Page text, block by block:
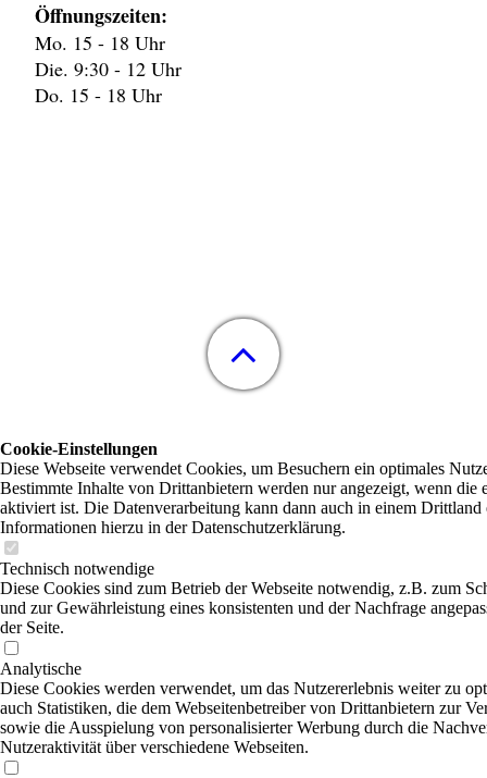
Öffnungszeiten:
Mo. 15 - 18 Uhr
Die. 9:30 - 12 Uhr
Do. 15 - 18 Uhr
Cookie-Einstellungen
Diese Webseite verwendet Cookies, um Besuchern ein optimales
Bestimmte Inhalte von Drittanbietern werden nur angezeigt, wenn die
aktiviert ist. Die Datenverarbeitung kann dann auch in einem Drittland
Informationen hierzu in der Datenschutzerklärung.
Technisch notwendige
Diese Cookies sind zum Betrieb der Webseite notwendig, z.B. zum
und zur Gewährleistung eines konsistenten und der Nachfrage
der Seite.
Analytische
Diese Cookies werden verwendet, um das Nutzererlebnis weiter zu
auch Statistiken, die dem Webseitenbetreiber von Drittanbietern zur
sowie die Ausspielung von personalisierter Werbung durch die
Nutzeraktivität über verschiedene Webseiten.